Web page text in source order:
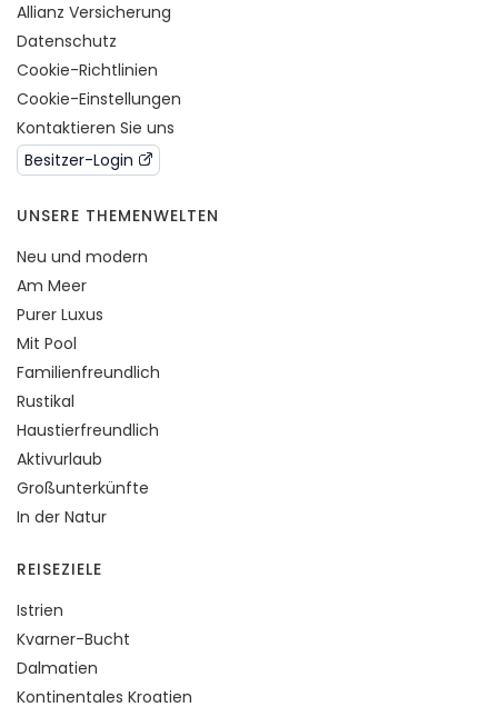
Allianz Versicherung
Datenschutz
Cookie-Richtlinien
Cookie-Einstellungen
Kontaktieren Sie uns
Besitzer-Login
UNSERE THEMENWELTEN
Neu und modern
Am Meer
Purer Luxus
Mit Pool
Familienfreundlich
Rustikal
Haustierfreundlich
Aktivurlaub
Großunterkünfte
In der Natur
REISEZIELE
Istrien
Kvarner-Bucht
Dalmatien
Kontinentales Kroatien